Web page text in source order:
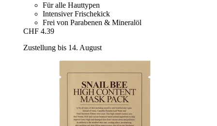
Für alle Hauttypen
Intensiver Frischekick
Frei von Parabenen & Mineralöl
CHF 4.39
Zustellung bis 14. August